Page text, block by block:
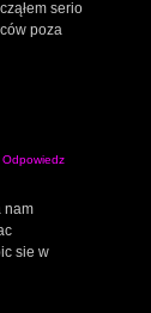
serio
poza
Odpowiedz
nam
sie w